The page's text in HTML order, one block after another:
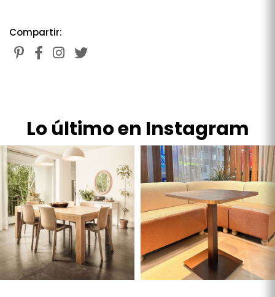
Compartir:
Lo último en Instagram